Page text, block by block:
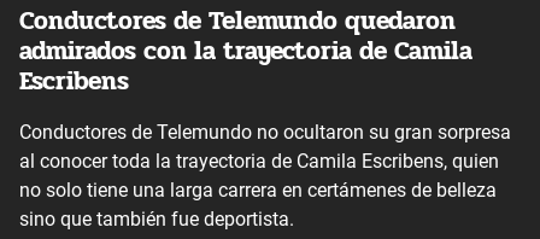
Conductores de Telemundo quedaron
admirados con la trayectoria de Camila
Escribens
Conductores de Telemundo no ocultaron su gran sorpresa
al conocer toda la trayectoria de Camila Escribens, quien
no solo tiene una larga carrera en certámenes de belleza
sino que también fue deportista.